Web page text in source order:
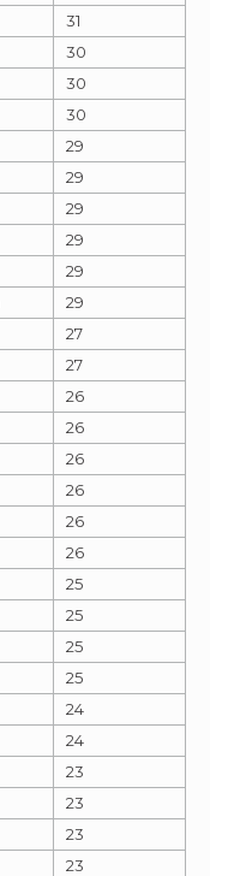
31
30
30
30
29
29
29
29
29
29
27
27
26
26
26
26
26
26
25
25
25
25
24
24
23
23
23
23